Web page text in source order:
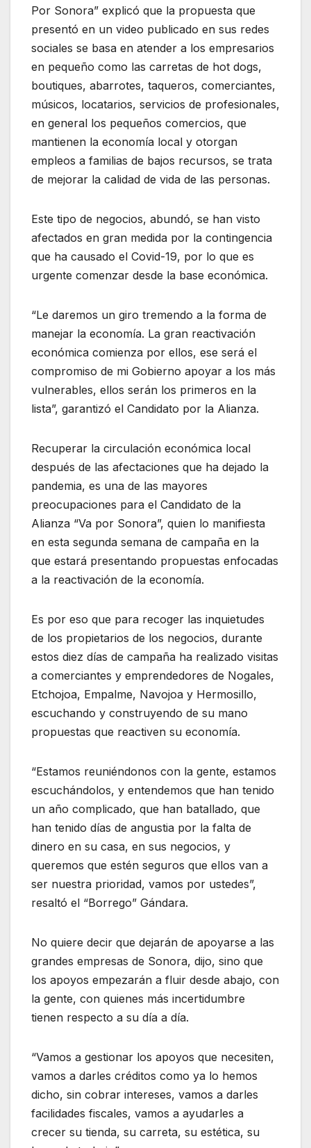
Por Sonora” explicó que la propuesta que
presentó en un video publicado en sus redes
sociales se basa en atender a los empresarios
en pequeño como las carretas de hot dogs,
boutiques, abarrotes, taqueros, comerciantes,
músicos, locatarios, servicios de profesionales,
en general los pequeños comercios, que
mantienen la economía local y otorgan
empleos a familias de bajos recursos, se trata
de mejorar la calidad de vida de las personas.
Este tipo de negocios, abundó, se han visto
afectados en gran medida por la contingencia
que ha causado el Covid-19, por lo que es
urgente comenzar desde la base económica.
“Le daremos un giro tremendo a la forma de
manejar la economía. La gran reactivación
económica comienza por ellos, ese será el
compromiso de mi Gobierno apoyar a los más
vulnerables, ellos serán los primeros en la
lista”, garantizó el Candidato por la Alianza.
Recuperar la circulación económica local
después de las afectaciones que ha dejado la
pandemia, es una de las mayores
preocupaciones para el Candidato de la
Alianza “Va por Sonora”, quien lo manifiesta
en esta segunda semana de campaña en la
que estará presentando propuestas enfocadas
a la reactivación de la economía.
Es por eso que para recoger las inquietudes
de los propietarios de los negocios, durante
estos diez días de campaña ha realizado visitas
a comerciantes y emprendedores de Nogales,
Etchojoa, Empalme, Navojoa y Hermosillo,
escuchando y construyendo de su mano
propuestas que reactiven su economía.
“Estamos reuniéndonos con la gente, estamos
escuchándolos, y entendemos que han tenido
un año complicado, que han batallado, que
han tenido días de angustia por la falta de
dinero en su casa, en sus negocios, y
queremos que estén seguros que ellos van a
ser nuestra prioridad, vamos por ustedes”,
resaltó el “Borrego” Gándara.
No quiere decir que dejarán de apoyarse a las
grandes empresas de Sonora, dijo, sino que
los apoyos empezarán a fluir desde abajo, con
la gente, con quienes más incertidumbre
tienen respecto a su día a día.
“Vamos a gestionar los apoyos que necesiten,
vamos a darles créditos como ya lo hemos
dicho, sin cobrar intereses, vamos a darles
facilidades fiscales, vamos a ayudarles a
crecer su tienda, su carreta, su estética, su